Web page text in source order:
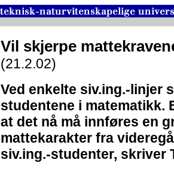
Vil skjerpe
(21.2.02)
Ved enkelte siv.ing.-linjer
studentene i matematikk.
at det nå må innføres en
mattekarakter fra
siv.ing.-studenter, skriver